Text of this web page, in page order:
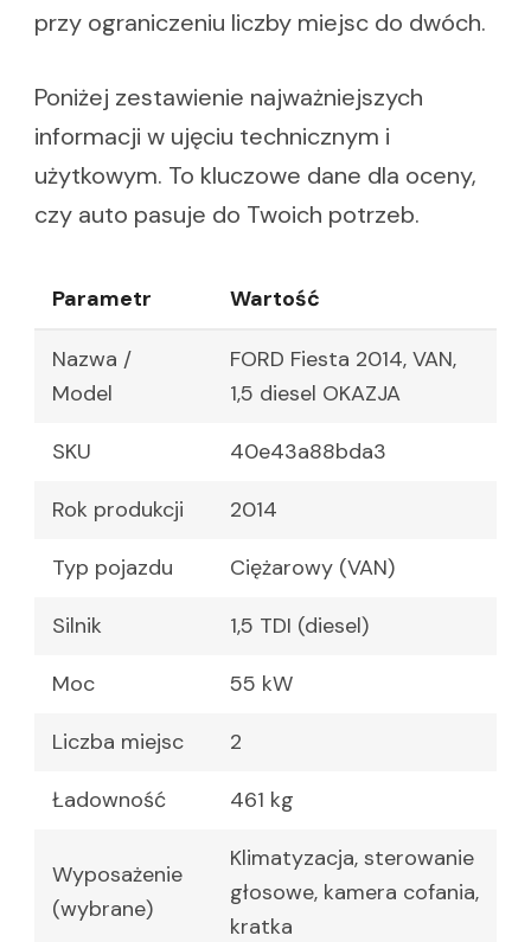
przy ograniczeniu liczby miejsc do dwóch.
Poniżej zestawienie najważniejszych
informacji w ujęciu technicznym i
użytkowym. To kluczowe dane dla oceny,
czy auto pasuje do Twoich potrzeb.
Parametr Wartość
Nazwa /
Model
FORD Fiesta 2014, VAN,
1,5 diesel OKAZJA
SKU 40e43a88bda3
Rok produkcji 2014
Typ pojazdu Ciężarowy (VAN)
Silnik 1,5 TDI (diesel)
Moc 55 kW
Liczba miejsc 2
Ładowność 461 kg
Wyposażenie
(wybrane)
Klimatyzacja, sterowanie
głosowe, kamera cofania,
kratka